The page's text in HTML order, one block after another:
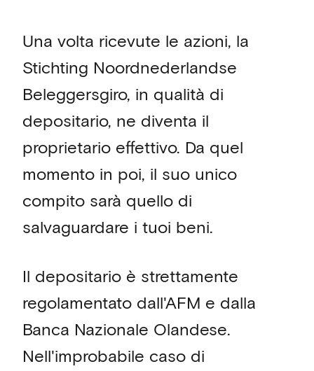
Una volta ricevute le azioni, la
Stichting Noordnederlandse
Beleggersgiro, in qualità di
depositario, ne diventa il
proprietario effettivo. Da quel
momento in poi, il suo unico
compito sarà quello di
salvaguardare i tuoi beni.
Il depositario è strettamente
regolamentato dall'AFM e dalla
Banca Nazionale Olandese.
Nell'improbabile caso di